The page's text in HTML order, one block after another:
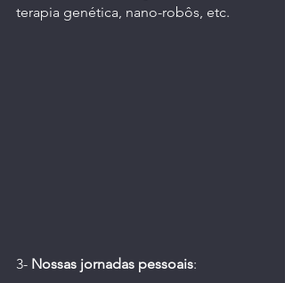
terapia genética, nano-robôs, etc.
3- Nossas jornadas pessoais: